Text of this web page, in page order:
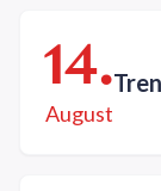
14.
August